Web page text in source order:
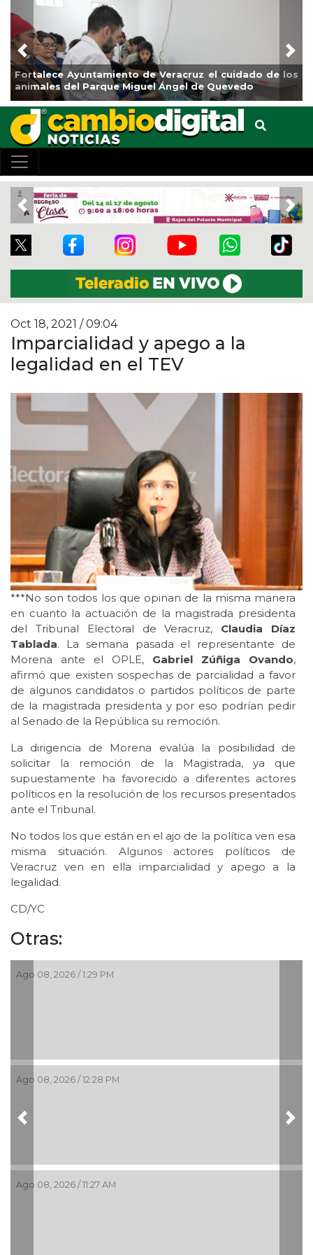
Fortalece Ayuntamiento de Veracruz el cuidado de los
animales del Parque Miguel Ángel de Quevedo
Previous
Previous
Oct 18, 2021 / 09:04
Imparcialidad y apego a la
legalidad en el TEV
***No son todos los que opinan de la misma manera
en cuanto la actuación de la magistrada presidenta
del Tribunal Electoral de Veracruz, Claudia Díaz
Tablada. La semana pasada el representante de
Morena ante el OPLE, Gabriel Zúñiga Ovando,
afirmó que existen sospechas de parcialidad a favor
de algunos candidatos o partidos políticos de parte
de la magistrada presidenta y por eso podrían pedir
al Senado de la República su remoción.
La dirigencia de Morena evalúa la posibilidad de
solicitar la remoción de la Magistrada, ya que
supuestamente ha favorecido a diferentes actores
políticos en la resolución de los recursos presentados
ante el Tribunal.
No todos los que están en el ajo de la política ven esa
misma situación. Algunos actores políticos de
Veracruz ven en ella imparcialidad y apego a la
legalidad.
CD/YC
Otras:
Ago 08, 2026 / 1:29 PM
Ago 08, 2026 / 12:28 PM
Ago 08, 2026 / 11:27 AM
Previous